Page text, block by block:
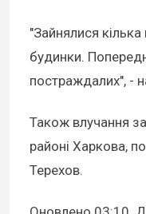
"Зайнялися
будинки.
постраждалих", -
Також влучання
районі Харкова,
Терехов.